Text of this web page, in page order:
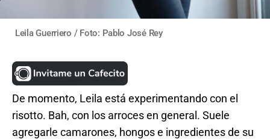
Leila Guerriero / Foto: Pablo José Rey
De momento, Leila está experimentando con el
risotto. Bah, con los arroces en general. Suele
agregarle camarones, hongos e ingredientes de su